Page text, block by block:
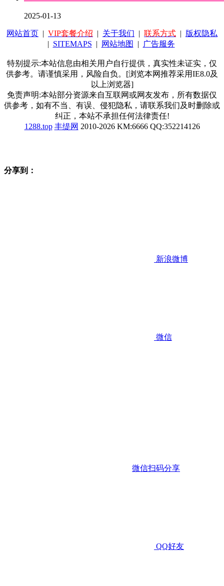
2025-01-13
网站首页 | VIP套餐介绍 | 关于我们 | 联系方式 | 版权隐私
| SITEMAPS | 网站地图 | 广告服务
特别提示:本站信息由相关用户自行提供，真实性未证实，仅
供参考。请谨慎采用，风险自负。[浏览本网推荐采用IE8.0及
以上浏览器]
免责声明:本站部分资源来自互联网或网友发布，所有数据仅
供参考，如有不当、有误、侵犯隐私，请联系我们及时删除或
纠正，本站不承担任何法律责任!
1288.top 丰缇网 2010-2026 KM:6666 QQ:352214126
分享到：
新浪微博
微信
微信扫码分享
QQ好友